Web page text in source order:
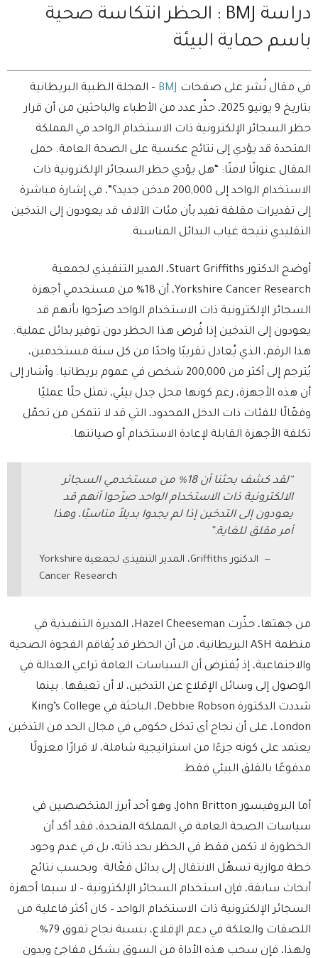
دراسة BMJ : الحظر انتكاسة صحية
باسم حماية البيئة
في مقال نُشر على صفحات BMJ – المجلة الطبية البريطانية
بتاريخ 9 يونيو 2025، حذّر عدد من الأطباء والباحثين من أن قرار
حظر السجائر الإلكترونية ذات الاستخدام الواحد في المملكة
المتحدة قد يؤدي إلى نتائج عكسية على الصحة العامة. حمل
المقال عنوانًا لافتًا: “هل يؤدي حظر السجائر الإلكترونية ذات
الاستخدام الواحد إلى 200,000 مدخن جديد؟”، في إشارة مباشرة
إلى تقديرات مقلقة تفيد بأن مئات الآلاف قد يعودون إلى التدخين
التقليدي نتيجة غياب البدائل المناسبة.
أوضح الدكتور Stuart Griffiths، المدير التنفيذي لجمعية
Yorkshire Cancer Research، أن 18% من مستخدمي أجهزة
السجائر الإلكترونية ذات الاستخدام الواحد صرّحوا بأنهم قد
يعودون إلى التدخين إذا فُرض هذا الحظر دون توفير بدائل عملية.
هذا الرقم، الذي يُعادل تقريبًا واحدًا من كل ستة مستخدمين،
يُترجم إلى أكثر من 200,000 شخص في عموم بريطانيا. وأشار إلى
أن هذه الأجهزة، رغم كونها محل جدل بيئي، تمثل حلًا عمليًا
وفعّالًا للفئات ذات الدخل المحدود، التي قد لا تتمكن من تحمّل
تكلفة الأجهزة القابلة لإعادة الاستخدام أو صيانتها.
“لقد كشف بحثنا أن 18% من مستخدمي السجائر
الالكترونية ذات الاستخدام الواحد صرّحوا أنهم قد
يعودون إلى التدخين إذا لم يجدوا بديلاً مناسبًا، وهذا
أمر مقلق للغاية.”
الدكتور Griffiths، المدير التنفيذي لجمعية Yorkshire
Cancer Research
من جهتها، حذّرت Hazel Cheeseman، المديرة التنفيذية في
منظمة ASH البريطانية، من أن الحظر قد يُفاقم الفجوة الصحية
والاجتماعية، إذ يُفترض أن السياسات العامة تراعي العدالة في
الوصول إلى وسائل الإقلاع عن التدخين، لا أن تعيقها. بينما
شددت الدكتورة Debbie Robson، الباحثة في King’s College
London، على أن نجاح أي تدخل حكومي في مجال الحد من التدخين
يعتمد على كونه جزءًا من استراتيجية شاملة، لا قرارًا معزولًا
مدفوعًا بالقلق البيئي فقط.
أما البروفيسور John Britton، وهو أحد أبرز المتخصصين في
سياسات الصحة العامة في المملكة المتحدة، فقد أكد أن
الخطورة لا تكمن فقط في الحظر بحد ذاته، بل في عدم وجود
خطة موازية تسهّل الانتقال إلى بدائل فعّالة. وبحسب نتائج
أبحاث سابقة، فإن استخدام السجائر الإلكترونية – لا سيما أجهزة
السجائر الإلكترونية ذات الاستخدام الواحد – كان أكثر فاعلية من
اللصقات والعلكة في دعم الإقلاع، بنسبة نجاح تفوق 79%.
ولهذا، فإن سحب هذه الأداة من السوق بشكل مفاجئ وبدون